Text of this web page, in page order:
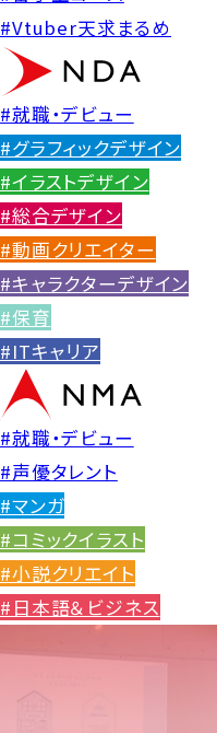
#Vtuber天求まるめ
#就職・デビュー
#グラフィックデザイン
#イラストデザイン
#総合デザイン
#動画クリエイター
#キャラクターデザイン
#保育
#ITキャリア
#就職・デビュー
#声優タレント
#マンガ
#コミックイラスト
#小説クリエイト
#日本語＆ビジネス